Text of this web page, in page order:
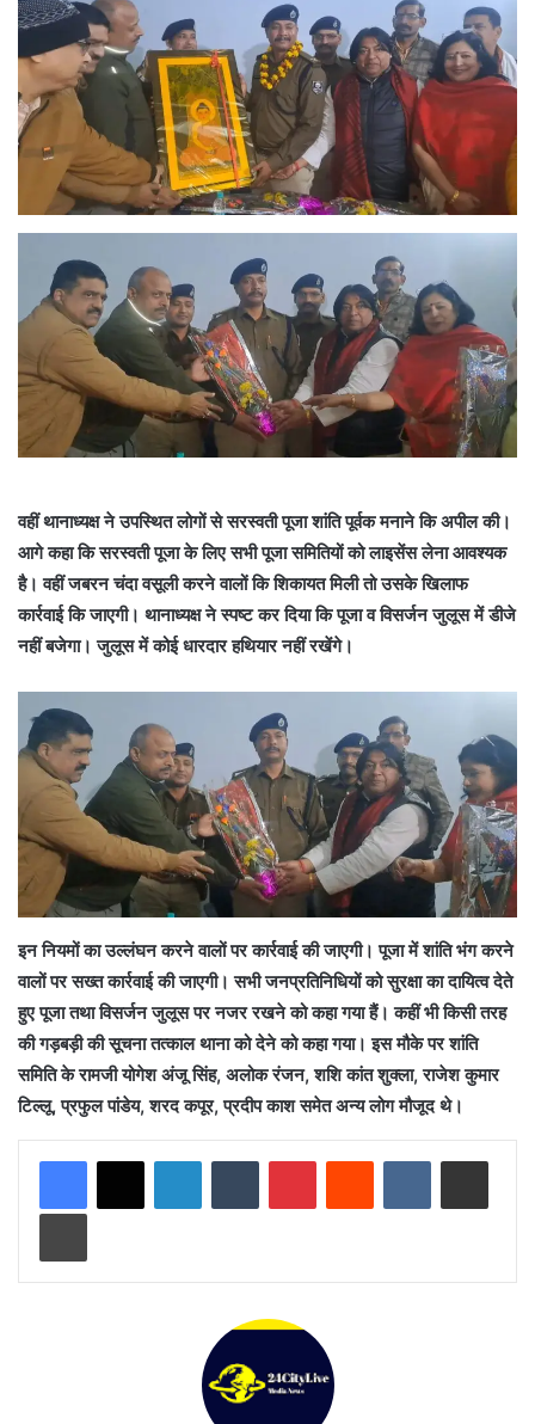
वहीं थानाध्यक्ष ने उपस्थित लोगों से सरस्वती पूजा शांति पूर्वक मनाने कि अपील की।
आगे कहा कि सरस्वती पूजा के लिए सभी पूजा समितियों को लाइसेंस लेना आवश्यक
है। वहीं जबरन चंदा वसूली करने वालों कि शिकायत मिली तो उसके खिलाफ
कार्रवाई कि जाएगी। थानाध्यक्ष ने स्पष्ट कर दिया कि पूजा व विसर्जन जुलूस में डीजे
नहीं बजेगा। जुलूस में कोई धारदार हथियार नहीं रखेंगे।
इन नियमों का उल्लंघन करने वालों पर कार्रवाई की जाएगी। पूजा में शांति भंग करने
वालों पर सख्त कार्रवाई की जाएगी। सभी जनप्रतिनिधियों को सुरक्षा का दायित्व देते
हुए पूजा तथा विसर्जन जुलूस पर नजर रखने को कहा गया हैं। कहीं भी किसी तरह
की गड़बड़ी की सूचना तत्काल थाना को देने को कहा गया। इस मौके पर शांति
समिति के रामजी योगेश अंजू सिंह, अलोक रंजन, शशि कांत शुक्ला, राजेश कुमार
टिल्लू, प्रफुल पांडेय, शरद कपूर, प्रदीप काश समेत अन्य लोग मौजूद थे।
LinkedInTumblr PinterestReddit VKontakteShare via Email
Print